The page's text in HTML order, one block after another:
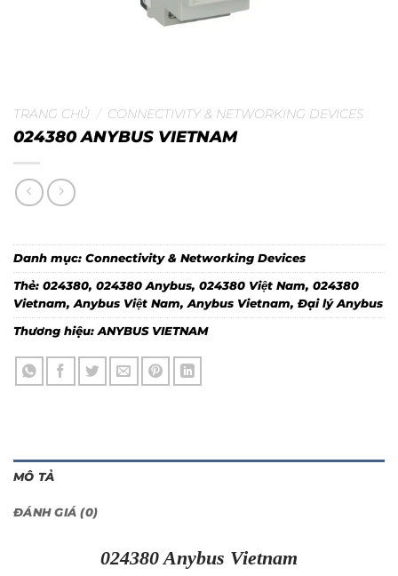
TRANG CHỦ / CONNECTIVITY & NETWORKING DEVICES
024380 ANYBUS VIETNAM
Danh mục: Connectivity & Networking Devices
Thẻ: 024380, 024380 Anybus, 024380 Việt Nam, 024380
Vietnam,Anybus Việt Nam,Anybus Vietnam, Đại lý Anybus
Thương hiệu:ANYBUS VIETNAM
MÔ TẢ
ĐÁNH GIÁ (0)
024380 Anybus Vietnam